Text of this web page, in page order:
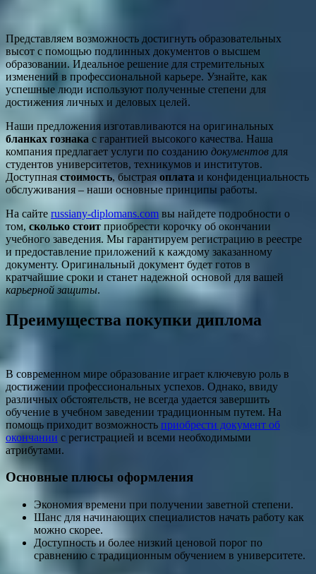
Представляем возможность достигнуть образовательных
высот с помощью подлинных документов о высшем
образовании. Идеальное решение для стремительных
изменений в профессиональной карьере. Узнайте, как
успешные люди используют полученные степени для
достижения личных и деловых целей.
Наши предложения изготавливаются на оригинальных
бланках гознака с гарантией высокого качества. Наша
компания предлагает услуги по созданию документов для
студентов университетов, техникумов и институтов.
Доступная стоимость, быстрая оплата и конфиденциальность
обслуживания – наши основные принципы работы.
На сайте russiany-diplomans.com вы найдете подробности о
том, сколько стоит приобрести корочку об окончании
учебного заведения. Мы гарантируем регистрацию в реестре
и предоставление приложений к каждому заказанному
документу. Оригинальный документ будет готов в
кратчайшие сроки и станет надежной основой для вашей
карьерной защиты.
Преимущества покупки диплома
В современном мире образование играет ключевую роль в
достижении профессиональных успехов. Однако, ввиду
различных обстоятельств, не всегда удается завершить
обучение в учебном заведении традиционным путем. На
помощь приходит возможность приобрести документ об
окончании с регистрацией и всеми необходимыми
атрибутами.
Основные плюсы оформления
Экономия времени при получении заветной степени.
Шанс для начинающих специалистов начать работу как
можно скорее.
Доступность и более низкий ценовой порог по
сравнению с традиционным обучением в университете.